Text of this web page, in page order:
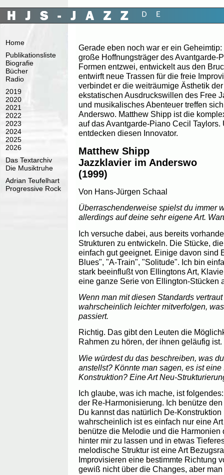
Home
Publikationsliste
Biografie
Bücher
Radio
2019
2020
2021
2022
2023
2024
2025
2026
Das Textarchiv
Die Musiktruhe
Adrian Teufelhart
Progressive Rock
Gerade eben noch war er ein
große Hoffnungsträger des Avantgarde-
Formen entzwei, entwickelt aus den
entwirft neue Trassen für die freie
verbindet er die weiträumige Ästhetik
ekstatischen Ausdruckswillen des Free
und musikalisches Abenteuer treffen
Anderswo. Matthew Shipp ist die
auf das Avantgarde-Piano Cecil Taylors.
entdecken diesen Innovator.
Matthew Shipp
Jazzklavier im Anderswo
(1999)
Von Hans-Jürgen Schaal
Überraschenderweise spielst du immer
allerdings auf deine sehr eigene Art.
Ich versuche dabei, aus bereits
Strukturen zu entwickeln. Die Stücke,
einfach gut geeignet. Einige davon sind
Blues", "A-Train", "Solitude". Ich bin
stark beeinflußt von Ellingtons Art,
eine ganze Serie von Ellington-Stücken
Wenn man mit diesen Standards
wahrscheinlich leichter mitverfolgen,
passiert.
Richtig. Das gibt den Leuten die
Rahmen zu hören, der ihnen geläufig ist.
Wie würdest du das beschreiben, was
anstellst? Könnte man sagen, es ist
Konstruktion? Eine Art Neu-
Ich glaube, was ich mache, ist
der Re-Harmonisierung. Ich benütze
Du kannst das natürlich De-Konstruktion
wahrscheinlich ist es einfach nur eine
benütze die Melodie und die Harmonien
hinter mir zu lassen und in etwas
melodische Struktur ist eine Art
Improvisieren eine bestimmte Richtung
gewiß nicht über die Changes, aber